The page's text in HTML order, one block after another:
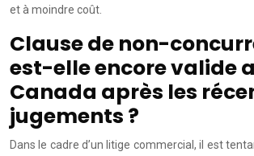
et à moindre coût.
Clause de non-
est-elle encore valide
Canada après les
jugements ?
Dans le cadre d’un litige commercial, il est